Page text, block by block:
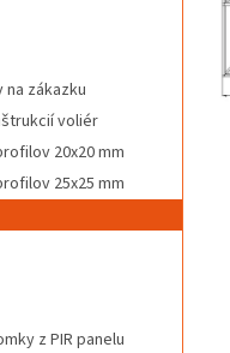
zákazku
voliér
20x20 mm
25x25 mm
z PIR panelu